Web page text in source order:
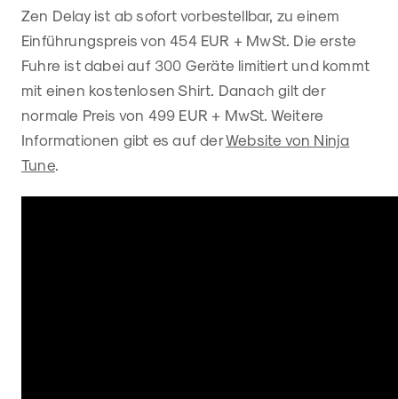
Zen Delay ist ab sofort vorbestellbar, zu einem
Einführungspreis von 454 EUR + MwSt. Die erste
Fuhre ist dabei auf 300 Geräte limitiert und kommt
mit einen kostenlosen Shirt. Danach gilt der
normale Preis von 499 EUR + MwSt. Weitere
Informationen gibt es auf derWebsite von Ninja
Tune.